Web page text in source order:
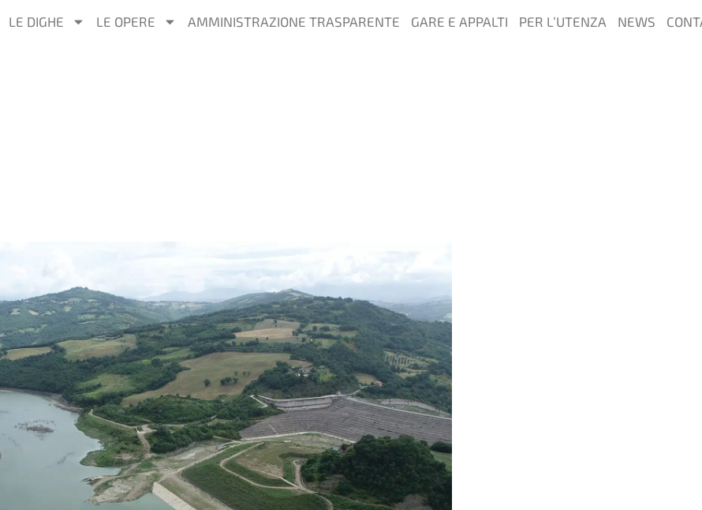
LE DIGHE LE OPERE AMMINISTRAZIONE TRASPARENTE GARE E APPALTI PER L’UTENZA NEWS